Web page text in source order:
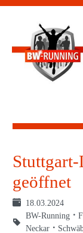
geöffnet
18.03.2024
BW-Running
Neckar